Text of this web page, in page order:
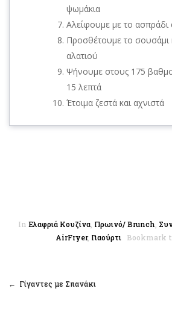
ψωμάκια
Αλείφουμε με το
Προσθέτουμε το σουσάμι
αλατιού
Ψήνουμε στους 175
15 λεπτά
Έτοιμα ζεστά και αχνιστά
In Ελαφριά Κουζίνα Πρωινό/ Brunch
AirFryer, ΓιαούρτιBookmark
← Γίγαντες με Σπανάκι